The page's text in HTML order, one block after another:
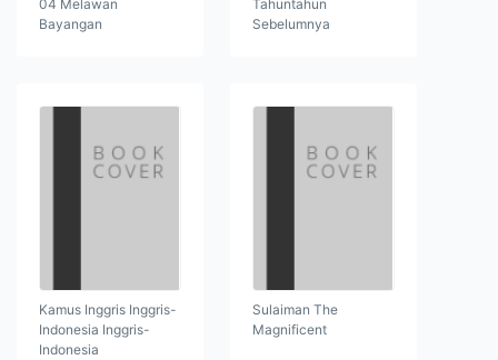
04 Melawan
Bayangan
Tahuntahun
Sebelumnya
Kamus Inggris Inggris-
Indonesia Inggris-
Indonesia
Sulaiman The
Magnificent